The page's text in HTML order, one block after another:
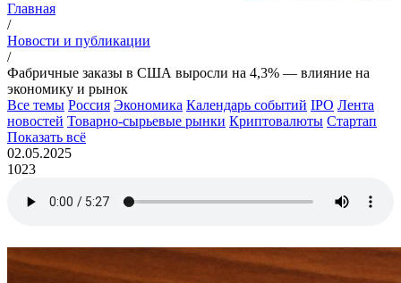
Главная
/
Новости и публикации
/
Фабричные заказы в США выросли на 4,3% — влияние на
экономику и рынок
Все темы Россия Экономика Календарь событий IPO Лента
новостей Товарно-сырьевые рынки Криптовалюты Стартап
Показать всё
02.05.2025
1023